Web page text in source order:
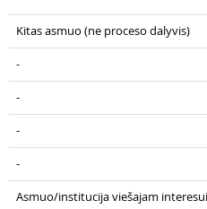
Kitas asmuo (ne proceso dalyvis)
-
-
-
-
Asmuo/institucija viešajam